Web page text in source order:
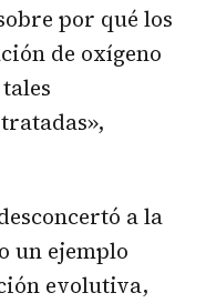
por qué los
de oxígeno
a la
un ejemplo
evolutiva,